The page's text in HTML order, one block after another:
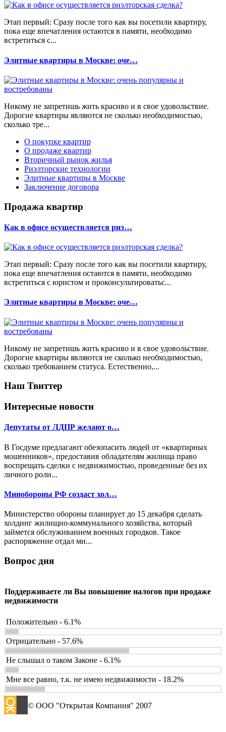
Этап первый: Сразу после того как вы посетили квартиру,
пока еще впечатления остаются в памяти, необходимо
встретиться с...
Элитные квартиры в Москве: оче…
Никому не запретишь жить красиво и в свое удовольствие.
Дорогие квартиры являются не сколько необходимостью,
сколько тре...
О покупке квартир
О продаже квартир
Вторичный рынок жилья
Риэлторские технологии
Элитные квартиры в Москве
Заключение договора
Продажа квартир
Как в офисе осуществляется риэ…
Этап первый: Сразу после того как вы посетили квартиру,
пока еще впечатления остаются в памяти, необходимо
встретиться с юристом и проконсультироватьс...
Элитные квартиры в Москве: оче…
Никому не запретишь жить красиво и в свое удовольствие.
Дорогие квартиры являются не сколько необходимостью,
сколько требованием статуса. Естественно,...
Наш Твиттер
Интересные новости
Депутаты от ЛДПР желают о…
В Госдуме предлагают обезопасить людей от «квартирных
мошенников», предоставив обладателям жилища право
воспрещать сделки с недвижимостью, проведенные без их
личного роли...
Минобороны РФ создаст хол…
Министерство обороны планирует до 15 декабря сделать
холдинг жилищно-коммунального хозяйства, который
займется обслуживанием военных городков. Такое
распоряжение отдал ми...
Вопрос дня
Поддерживаете ли Вы повышение налогов при продаже
недвижимости
Положительно - 6.1%
Отрицательно - 57.6%
Не слышал о таком Законе - 6.1%
Мне все равно, т.к. не имею недвижимости - 18.2%
© ООО "Открытая Компания" 2007